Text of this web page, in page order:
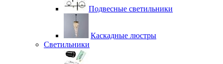
Подвесные светильники
Каскадные люстры
Светильники